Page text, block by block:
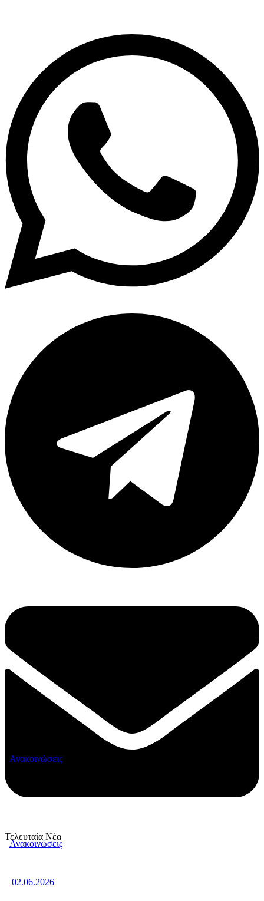
Τελευταία Νέα
Ανακοινώσεις
02.06.2026
Ανακοινώσεις